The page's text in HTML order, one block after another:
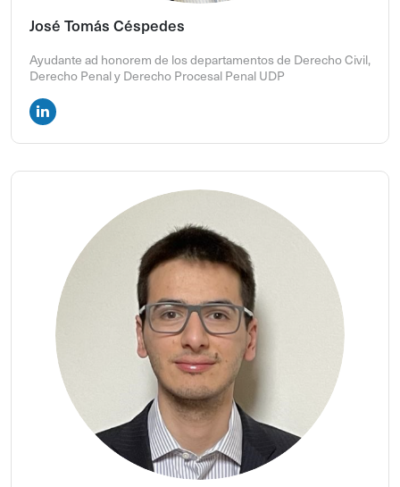
José Tomás Céspedes
Ayudante ad honorem de los departamentos de Derecho Civil,
Derecho Penal y Derecho Procesal Penal UDP